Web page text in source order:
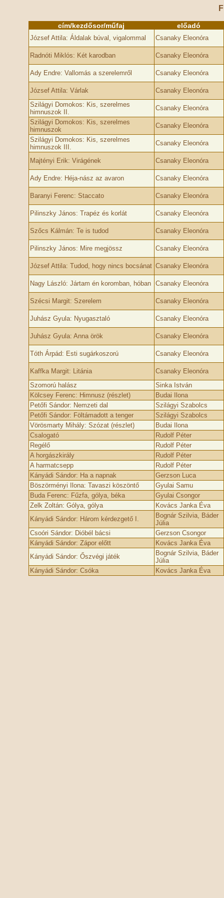
cím/kezdősor/műfaj előadó
József Attila: Áldalak búval, vigalommal Csanaky Eleonóra
Radnóti Miklós: Két karodban Csanaky Eleonóra
Ady Endre: Vallomás a szerelemről Csanaky Eleonóra
József Attila: Várlak
Csanaky Eleonóra
Szilágyi Domokos: Kis, szerelmes
himnuszok II.
Csanaky Eleonóra
Szilágyi Domokos: Kis, szerelmes
himnuszok
Csanaky Eleonóra
Szilágyi Domokos: Kis, szerelmes
himnuszok III.
Csanaky Eleonóra
Majtényi Erik: Virágének Csanaky Eleonóra
Ady Endre: Héja-nász az avaron Csanaky Eleonóra
Baranyi Ferenc: Staccato Csanaky Eleonóra
Pilinszky János: Trapéz és korlát Csanaky Eleonóra
Szőcs Kálmán: Te is tudod Csanaky Eleonóra
Pilinszky János: Mire megjössz Csanaky Eleonóra
József Attila: Tudod, hogy nincs bocsánat Csanaky Eleonóra
Nagy László: Jártam én koromban, hóban Csanaky Eleonóra
Szécsi Margit: Szerelem Csanaky Eleonóra
Juhász Gyula: Nyugasztaló Csanaky Eleonóra
Juhász Gyula: Anna örök Csanaky Eleonóra
Tóth Árpád: Esti sugárkoszorú Csanaky Eleonóra
Kaffka Margit: Litánia
Csanaky Eleonóra
Szomorú halász
Sinka István
Kölcsey Ferenc: Himnusz (részlet)
Budai Ilona
Petőfi Sándor: Nemzeti dal
Szilágyi Szabolcs
Petőfi Sándor: Föltámadott a tenger
Szilágyi Szabolcs
Vörösmarty Mihály: Szózat (részlet)
Budai Ilona
Csalogató
Rudolf Péter
Regélő
Rudolf Péter
A horgászkirály
Rudolf Péter
A harmatcsepp
Rudolf Péter
Kányádi Sándor: Ha a napnak
Gerzson Luca
Böszörményi Ilona: Tavaszi köszöntő
Gyulai Samu
Buda Ferenc: Fűzfa, gólya, béka
Gyulai Csongor
Zelk Zoltán: Gólya, gólya
Kovács Janka Éva
Kányádi Sándor: Három kérdezgető I.
Bognár Szilvia, Báder
Júlia
Csoóri Sándor: Dióbél bácsi
Gerzson Csongor
Kányádi Sándor: Zápor előtt
Kovács Janka Éva
Kányádi Sándor: Őszvégi játék
Bognár Szilvia, Báder
Júlia
Kányádi Sándor: Csóka
Kovács Janka Éva